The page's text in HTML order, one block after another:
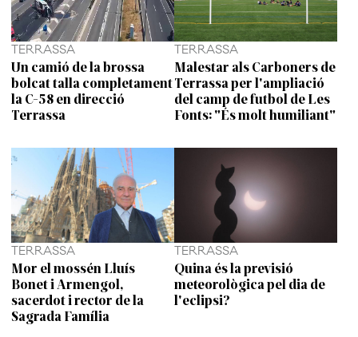
TERRASSA
Un camió de la brossa
bolcat talla completament
la C-58 en direcció
Terrassa
TERRASSA
Malestar als Carboners de
Terrassa per l'ampliació
del camp de futbol de Les
Fonts: "És molt humiliant"
TERRASSA
Mor el mossén Lluís
Bonet i Armengol,
sacerdot i rector de la
Sagrada Família
TERRASSA
Quina és la previsió
meteorològica pel dia de
l'eclipsi?